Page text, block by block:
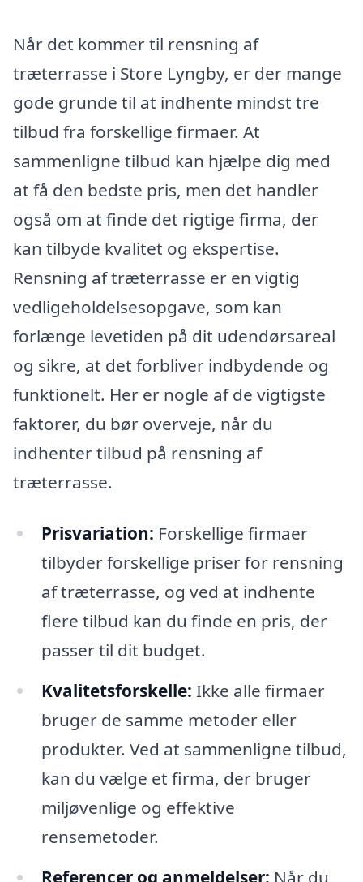
Når det kommer til rensning af
træterrasse i Store Lyngby, er der mange
gode grunde til at indhente mindst tre
tilbud fra forskellige firmaer. At
sammenligne tilbud kan hjælpe dig med
at få den bedste pris, men det handler
også om at finde det rigtige firma, der
kan tilbyde kvalitet og ekspertise.
Rensning af træterrasse er en vigtig
vedligeholdelsesopgave, som kan
forlænge levetiden på dit udendørsareal
og sikre, at det forbliver indbydende og
funktionelt. Her er nogle af de vigtigste
faktorer, du bør overveje, når du
indhenter tilbud på rensning af
træterrasse.
Prisvariation: Forskellige firmaer
tilbyder forskellige priser for rensning
af træterrasse, og ved at indhente
flere tilbud kan du finde en pris, der
passer til dit budget.
Kvalitetsforskelle: Ikke alle firmaer
bruger de samme metoder eller
produkter. Ved at sammenligne tilbud,
kan du vælge et firma, der bruger
miljøvenlige og effektive
rensemetoder.
Referencer og anmeldelser: Når du